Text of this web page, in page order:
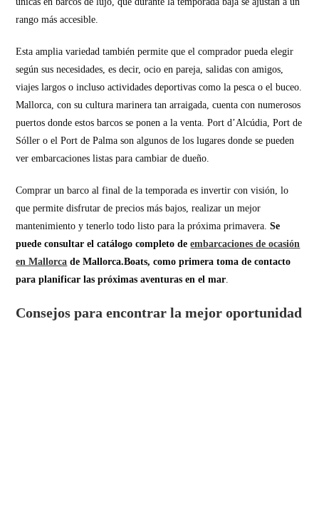
rango más accesible.
Esta amplia variedad también permite que el comprador pueda elegir
según sus necesidades, es decir, ocio en pareja, salidas con amigos,
viajes largos o incluso actividades deportivas como la pesca o el buceo.
Mallorca, con su cultura marinera tan arraigada, cuenta con numerosos
puertos donde estos barcos se ponen a la venta. Port d’Alcúdia, Port de
Sóller o el Port de Palma son algunos de los lugares donde se pueden
ver embarcaciones listas para cambiar de dueño.
Comprar un barco al final de la temporada es invertir con visión, lo
que permite disfrutar de precios más bajos, realizar un mejor
mantenimiento y tenerlo todo listo para la próxima primavera.Se
puede consultar el catálogo completo deembarcaciones de ocasión
en Mallorca de Mallorca.Boats, como primera toma de contacto
para planificar las próximas aventuras en el mar.
Consejos para encontrar la mejor oportunidad